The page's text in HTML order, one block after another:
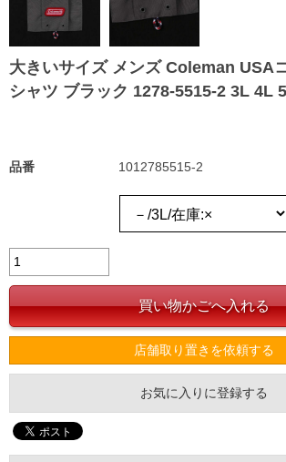
大きいサイズ メンズ Coleman USA
シャツ ブラック 1278-5515-2 3L 4L
品番 1012785515-2
店舗取り置きを依頼する
お気に入りに登録する